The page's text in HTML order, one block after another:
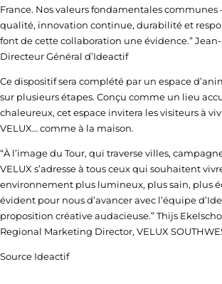
France. Nos valeurs fondamentales
qualité, innovation continue, durabilité et
font de cette collaboration une évidence.”
Directeur Général d’Ideactif
Ce dispositif sera complété par un espace
sur plusieurs étapes. Conçu comme un lieu
chaleureux, cet espace invitera les visiteurs à
VELUX… comme à la maison.
“À l’image du Tour, qui traverse villes,
VELUX s’adresse à tous ceux qui souhaitent
environnement plus lumineux, plus sain, plus
évident pour nous d’avancer avec l’équipe
proposition créative audacieuse.” Thijs
Regional Marketing Director, VELUX
Source Ideactif